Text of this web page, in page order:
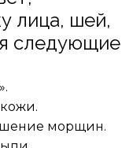
лица, шей,
следующие
морщин.